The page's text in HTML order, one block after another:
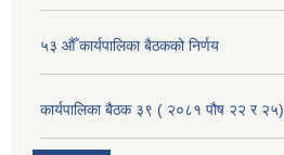
५३ औँ कार्यपालिका बैठकको निर्णय
कार्यपालिका बैठक ३९ ( २०८१ पौष २२ र २५)